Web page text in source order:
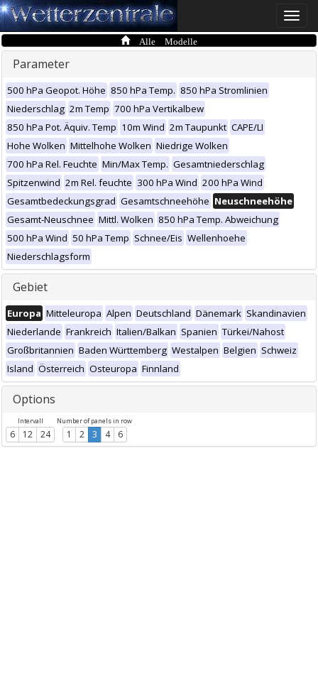
Toggle
Alle Modelle
Parameter
500 hPa Geopot. Höhe 850 hPa Temp. 850 hPa Stromlinien
Niederschlag 2m Temp 700 hPa Vertikalbew
850 hPa Pot. Äquiv. Temp 10m Wind 2m Taupunkt CAPE/LI
Hohe Wolken Mittelhohe Wolken Niedrige Wolken
700 hPa Rel. Feuchte Min/Max Temp. Gesamtniederschlag
Spitzenwind 2m Rel. feuchte 300 hPa Wind 200 hPa Wind
Gesamtbedeckungsgrad Gesamtschneehöhe Neuschneehöhe
Gesamt-Neuschnee Mittl. Wolken 850 hPa Temp. Abweichung
500 hPa Wind 50 hPa Temp Schnee/Eis Wellenhoehe
Niederschlagsform
Gebiet
Europa Mitteleuropa Alpen Deutschland Dänemark Skandinavien
Niederlande Frankreich Italien/Balkan Spanien Türkei/Nahost
Großbritannien Baden Württemberg Westalpen Belgien Schweiz
Island Österreich Osteuropa Finnland
Options
Intervall
6 12 24
Number of panels in row
1 2 3 4 6